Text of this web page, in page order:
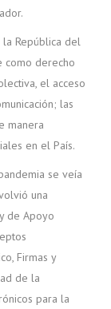
República del
como derecho
el acceso
las
manera
en el País.
se veía
una
de Apoyo
Firmas y
de la
para la